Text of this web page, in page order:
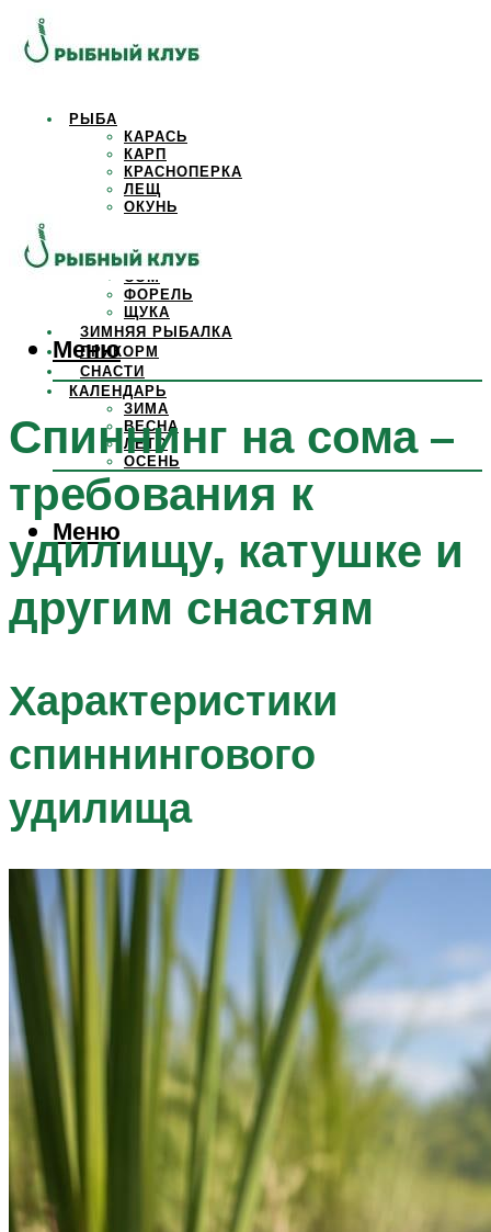
РЫБА
КАРАСЬ
КАРП
КРАСНОПЕРКА
ЛЕЩ
ОКУНЬ
САЗАН
СОМ
ФОРЕЛЬ
ЩУКА
ЗИМНЯЯ РЫБАЛКА
ПРИКОРМ
СНАСТИ
КАЛЕНДАРЬ
ЗИМА
ВЕСНА
ЛЕТО
ОСЕНЬ
Меню
Меню
Спиннинг на сома –
требования к
удилищу, катушке и
другим снастям
Характеристики
спиннингового
удилища